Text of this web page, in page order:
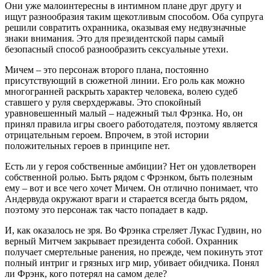
Они уже малоинтересны в интимном плане друг другу и
ищут разнообразия таким щекотливым способом. Оба супруга
решили совратить охранника, оказывая ему недвузначные
знаки внимания. Это для президентской пары самый
безопасный способ разнообразить сексуальные утехи.
Мичем – это персонаж второго плана, постоянно
присутствующий в сюжетной линии. Его роль как можно
многогранней раскрыть характер человека, волею судеб
ставшего у руля сверхдержавы. Это спокойный
уравновешенный малый – надежный тыл Фрэнка. Но, он
принял правила игры своего работодателя, поэтому является
отрицательным героем. Впрочем, в этой истории
положительных героев в принципе нет.
Есть ли у героя собственные амбиции? Нет он удовлетворен
собственной ролью. Быть рядом с Фрэнком, быть полезным
ему – вот и все чего хочет Мичем. Он отлично понимает, что
Андервуда окружают враги и старается всегда быть рядом,
поэтому это персонаж так часто попадает в кадр.
И, как оказалось не зря. Во Фрэнка стреляет Лукас Гудвин, но
верный Митчем закрывает президента собой. Охранник
получает смертельные ранения, но прежде, чем покинуть этот
полный интриг и грязных игр мир, убивает обидчика. Понял
ли Фрэнк, кого потерял на самом деле?